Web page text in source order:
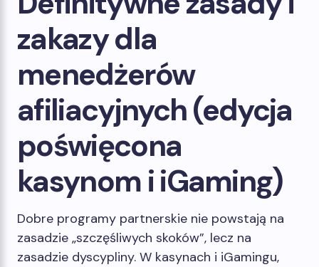
zakazy dla
menedżerów
afiliacyjnych (edycja
poświęcona
kasynom i iGaming)
Dobre programy partnerskie nie powstają na
zasadzie „szczęśliwych skoków”, lecz na
zasadzie dyscypliny. W kasynach i iGamingu,